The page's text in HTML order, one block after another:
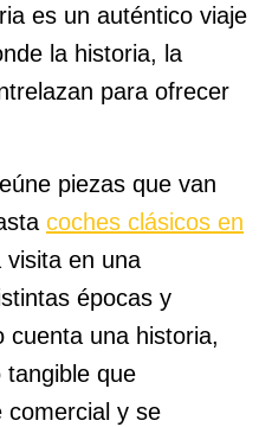
es un auténtico viaje
la historia, la
para ofrecer
piezas que van
coches clásicos en
visita en una
épocas y
cuenta una historia,
tangible que
comercial y se